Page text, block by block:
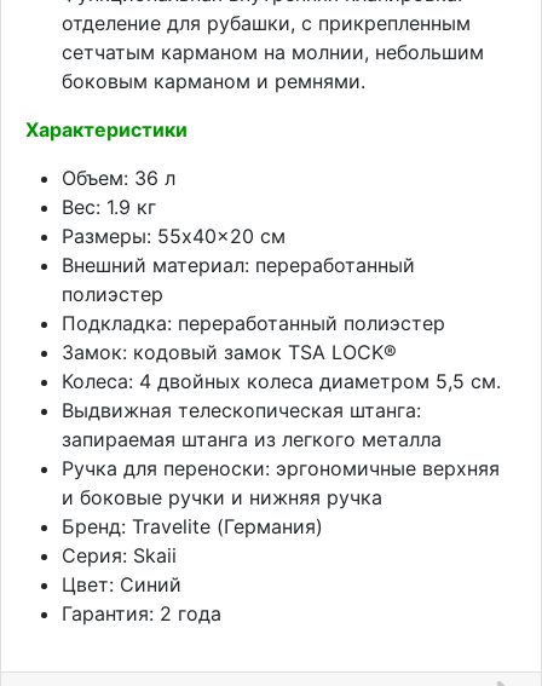
отделение для рубашки, с прикрепленным
сетчатым карманом на молнии, небольшим
боковым карманом и ремнями.
Характеристики
Объем: 36 л
Вес: 1.9 кг
Размеры: 55x40x20 см
Внешний материал: переработанный
полиэстер
Подкладка: переработанный полиэстер
Замок: кодовый замок TSA LOCK®
Колеса: 4 двойных колеса диаметром 5,5 см.
Выдвижная телескопическая штанга:
запираемая штанга из легкого металла
Ручка для переноски: эргономичные верхняя
и боковые ручки и нижняя ручка
Бренд: Travelite (Германия)
Серия: Skaii
Цвет: Синий
Гарантия: 2 года